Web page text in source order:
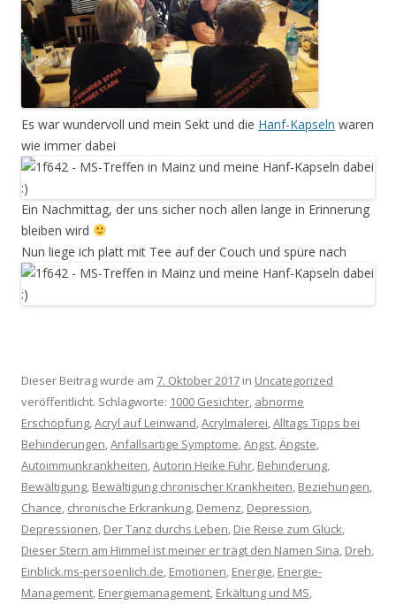
Es war wundervoll und mein Sekt und die Hanf-Kapseln waren
wie immer dabei
Ein Nachmittag, der uns sicher noch allen lange in Erinnerung
bleiben wird
Nun liege ich platt mit Tee auf der Couch und spüre nach
Dieser Beitrag wurde am 7. Oktober 2017 in Uncategorized
veröffentlicht. Schlagworte: 1000 Gesichter, abnorme
Erschöpfung,Acryl auf Leinwand,Acrylmalerei,Alltags Tipps bei
Behinderungen,Anfallsartige Symptome,Angst,Ängste,
Autoimmunkrankheiten,Autorin Heike Führ, Behinderung,
Bewältigung, Bewältigung chronischer Krankheiten, Beziehungen,
Chance, chronische Erkrankung, Demenz, Depression,
Depressionen, Der Tanz durchs Leben, Die Reise zum Glück,
Dieser Stern am Himmel ist meiner er trägt den Namen Sina, Dreh,
Einblick.ms-persoenlich.de, Emotionen, Energie, Energie-
Management, Energiemanagement, Erkältung und MS,